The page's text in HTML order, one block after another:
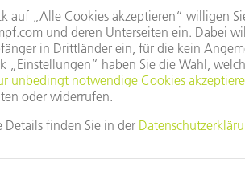
& PRODUKTIVITÄT
Überblick über die Leistungsfähigkeit Ihrer
und passen Sie diese kontinuierlich an.